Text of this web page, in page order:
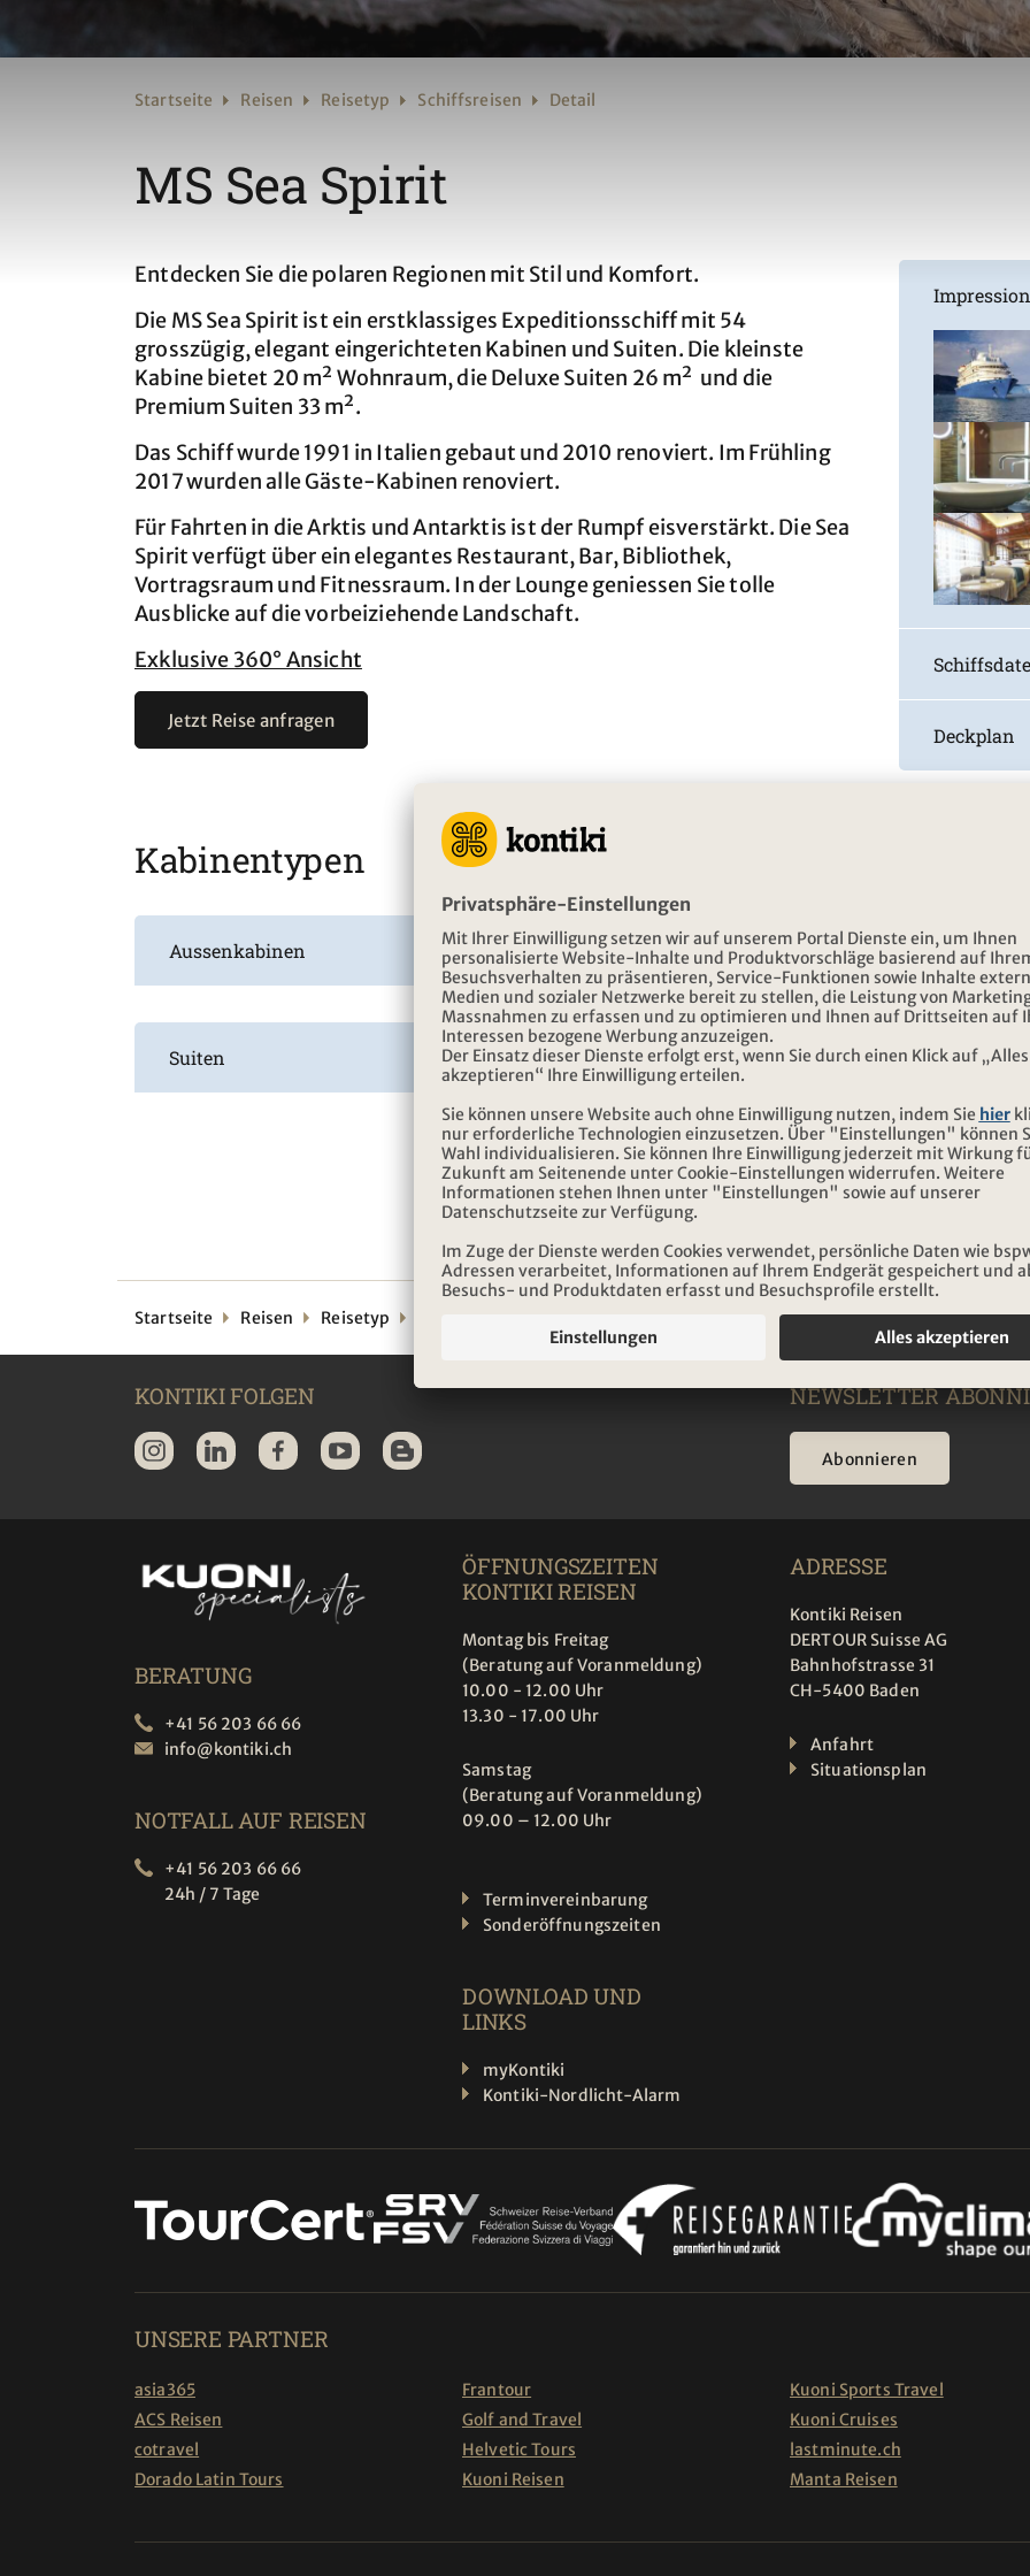
Startseite Reisen Reisetyp Schiffsreisen Detail
MS Sea Spirit
Entdecken Sie die polaren Regionen mit Stil und Komfort.
Die MS Sea Spirit ist ein erstklassiges Expeditionsschiff mit 54
grosszügig, elegant eingerichteten Kabinen und Suiten. Die kleinste
Kabine bietet 20 m² Wohnraum, die Deluxe Suiten 26 m² und die
Premium Suiten 33 m².
Das Schiff wurde 1991 in Italien gebaut und 2010 renoviert. Im Frühling
2017 wurden alle Gäste-Kabinen renoviert.
Für Fahrten in die Arktis und Antarktis ist der Rumpf eisverstärkt. Die Sea
Spirit verfügt über ein elegantes Restaurant, Bar, Bibliothek,
Vortragsraum und Fitnessraum. In der Lounge geniessen Sie tolle
Ausblicke auf die vorbeiziehende Landschaft.
Exklusive 360° Ansicht
Jetzt Reise anfragen
Deckplan
Kabinentypen
Aussenkabinen
Suiten
Startseite Reisen Reisetyp
KONTIKI FOLGEN NEWSLETTER
Abonnieren
BERATUNG
+41 56 203 66 66
info@kontiki.ch
NOTFALL AUF REISEN
+41 56 203 66 66
24h / 7 Tage
ÖFFNUNGSZEITEN
KONTIKI REISEN
Montag bis Freitag
(Beratung auf Voranmeldung)
10.00 - 12.00 Uhr
13.30 - 17.00 Uhr
Samstag
(Beratung auf Voranmeldung)
09.00 – 12.00 Uhr
Terminvereinbarung
Sonderöffnungszeiten
DOWNLOAD UND
LINKS
myKontiki
Kontiki-Nordlicht-Alarm
ADRESSE
Kontiki Reisen
DERTOUR Suisse AG
Bahnhofstrasse 31
CH-5400 Baden
Anfahrt
Situationsplan
UNSERE PARTNER
asia365
ACS Reisen
cotravel
Dorado Latin Tours
Frantour
Golf and Travel
Helvetic Tours
Kuoni Reisen
Kuoni Sports Travel
Kuoni Cruises
lastminute.ch
Manta Reisen